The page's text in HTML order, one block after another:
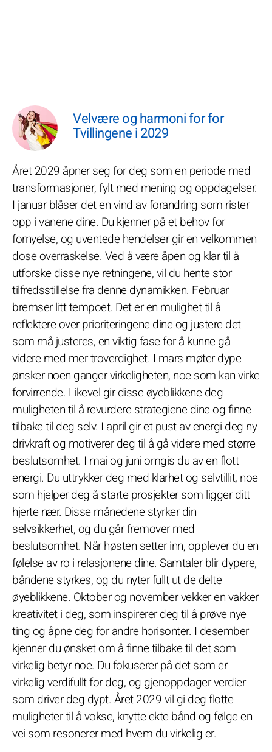
Velvære og harmoni for for
Tvillingene i 2029
Året 2029 åpner seg for deg som en periode med
transformasjoner, fylt med mening og oppdagelser.
I januar blåser det en vind av forandring som rister
opp i vanene dine. Du kjenner på et behov for
fornyelse, og uventede hendelser gir en velkommen
dose overraskelse. Ved å være åpen og klar til å
utforske disse nye retningene, vil du hente stor
tilfredsstillelse fra denne dynamikken. Februar
bremser litt tempoet. Det er en mulighet til å
reflektere over prioriteringene dine og justere det
som må justeres, en viktig fase for å kunne gå
videre med mer troverdighet. I mars møter dype
ønsker noen ganger virkeligheten, noe som kan virke
forvirrende. Likevel gir disse øyeblikkene deg
muligheten til å revurdere strategiene dine og finne
tilbake til deg selv. I april gir et pust av energi deg ny
drivkraft og motiverer deg til å gå videre med større
beslutsomhet. I mai og juni omgis du av en flott
energi. Du uttrykker deg med klarhet og selvtillit, noe
som hjelper deg å starte prosjekter som ligger ditt
hjerte nær. Disse månedene styrker din
selvsikkerhet, og du går fremover med
beslutsomhet. Når høsten setter inn, opplever du en
følelse av ro i relasjonene dine. Samtaler blir dypere,
båndene styrkes, og du nyter fullt ut de delte
øyeblikkene. Oktober og november vekker en vakker
kreativitet i deg, som inspirerer deg til å prøve nye
ting og åpne deg for andre horisonter. I desember
kjenner du ønsket om å finne tilbake til det som
virkelig betyr noe. Du fokuserer på det som er
virkelig verdifullt for deg, og gjenoppdager verdier
som driver deg dypt. Året 2029 vil gi deg flotte
muligheter til å vokse, knytte ekte bånd og følge en
vei som resonerer med hvem du virkelig er.